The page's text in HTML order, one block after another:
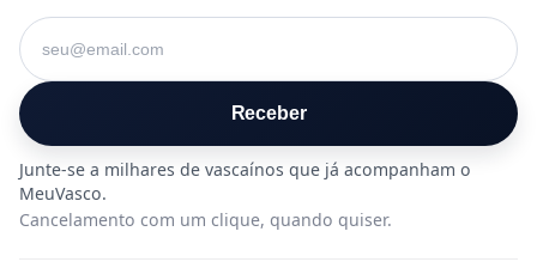
Seu e-mail
Receber
Cancelamento com um clique, quando quiser.